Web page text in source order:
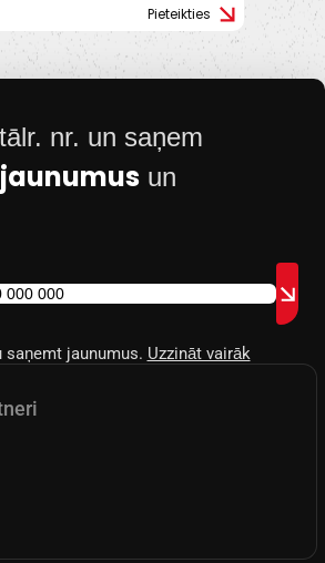
Pieteikties
nr. un saņem
un
saņemt jaunumus. Uzzināt vairāk